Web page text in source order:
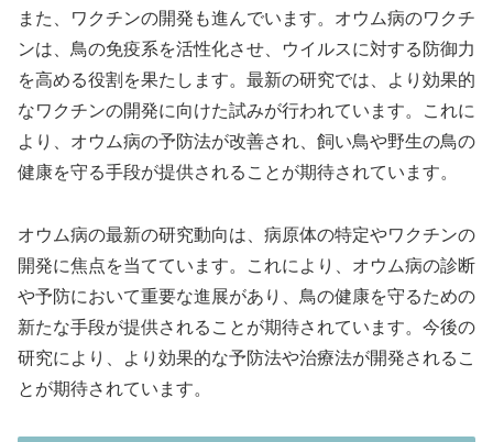
また、ワクチンの開発も進んでいます。オウム病のワクチ
ンは、鳥の免疫系を活性化させ、ウイルスに対する防御力
を高める役割を果たします。最新の研究では、より効果的
なワクチンの開発に向けた試みが行われています。これに
より、オウム病の予防法が改善され、飼い鳥や野生の鳥の
健康を守る手段が提供されることが期待されています。
オウム病の最新の研究動向は、病原体の特定やワクチンの
開発に焦点を当てています。これにより、オウム病の診断
や予防において重要な進展があり、鳥の健康を守るための
新たな手段が提供されることが期待されています。今後の
研究により、より効果的な予防法や治療法が開発されるこ
とが期待されています。